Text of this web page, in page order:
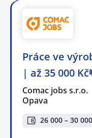
Práce ve
| až 35 000
Comac jobs s.r.o.
Opava
26 000 – 30